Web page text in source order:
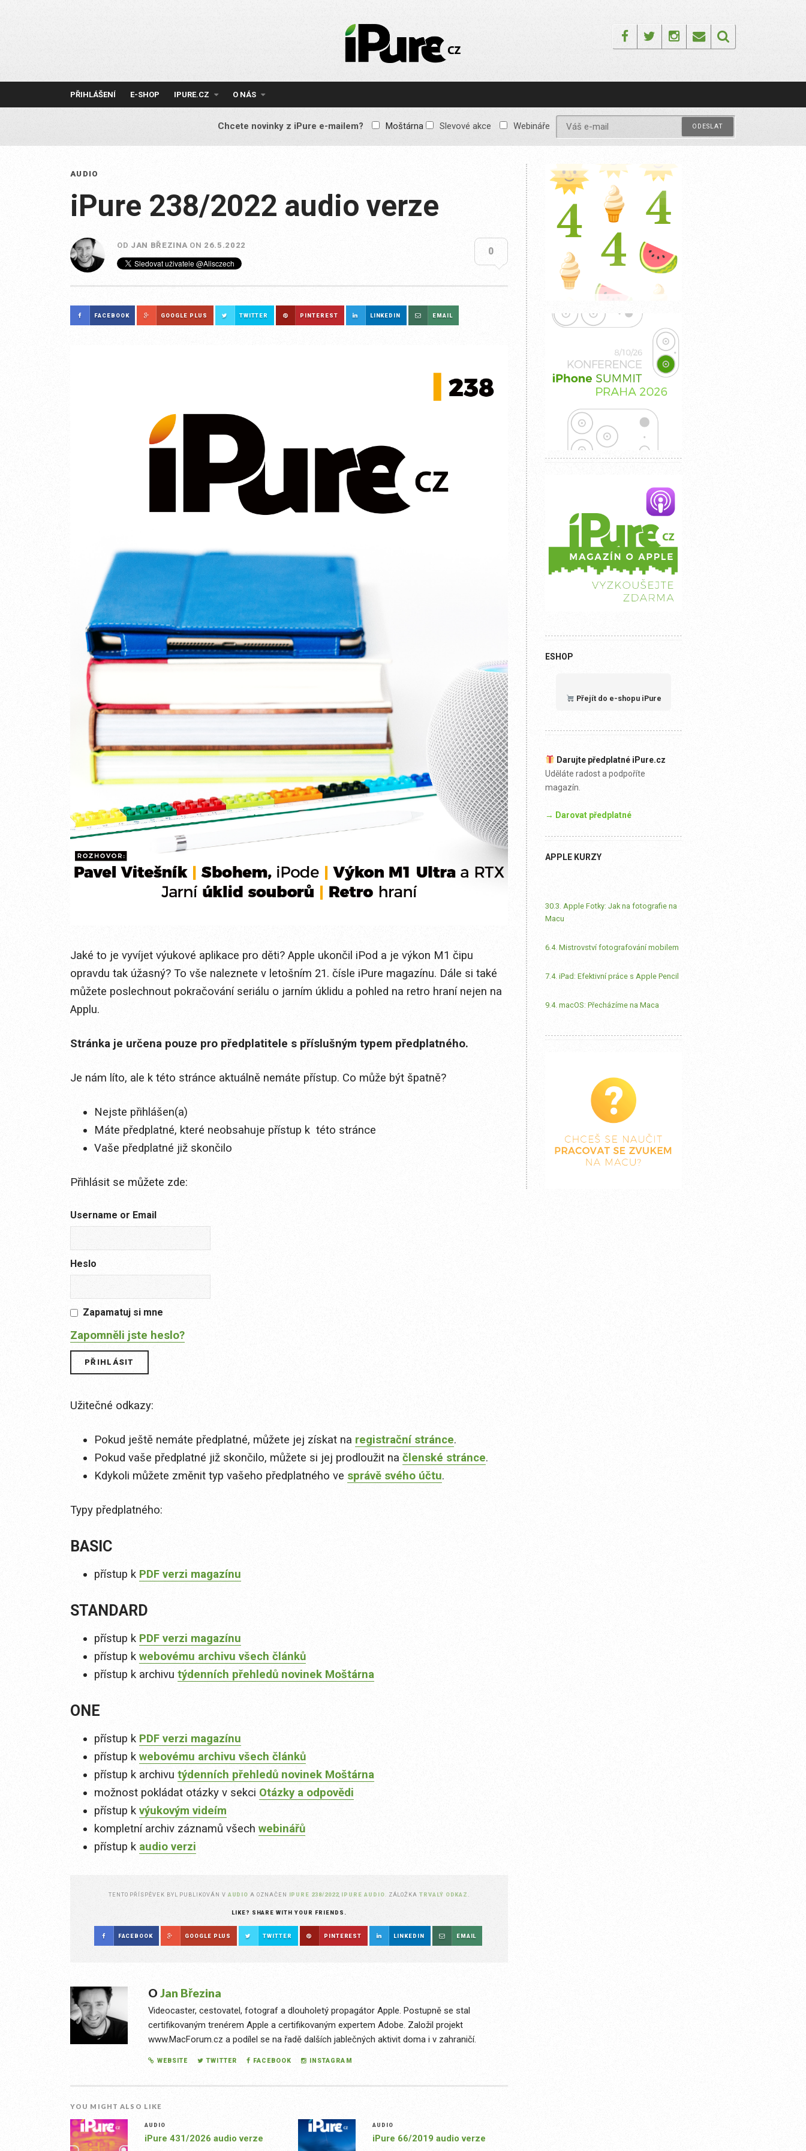
IPURE.CZ
Prémiový Apple e-
reklamy, žádné
obsah pro všechny
FacebookTwitterInstagram
Email
PŘIHLÁŠENÍ E-SHOP IPURE.CZ O NÁS
Chcete novinky z iPure e-mailem? Moštárna Slevové akce Webináře
AUDIO
iPure 238/2022 audio verze
OD JAN BŘEZINA ON 26.5.2022
0
FACEBOOK GOOGLE PLUS TWITTER PINTEREST LINKEDIN EMAIL
Jaké to je vyvíjet výukové aplikace pro děti? Apple ukončil iPod a je výkon M1 čipu
opravdu tak úžasný? To vše naleznete v letošním 21. čísle iPure magazínu. Dále si také
můžete poslechnout pokračování seriálu o jarním úklidu a pohled na retro hraní nejen na
Applu.
Stránka je určena pouze pro předplatitele s příslušným typem předplatného.
Je nám líto, ale k této stránce aktuálně nemáte přístup. Co může být špatně?
Nejste přihlášen(a)
Máte předplatné, které neobsahuje přístup k této stránce
Vaše předplatné již skončilo
Přihlásit se můžete zde:
Username or Email
Heslo
Zapamatuj si mne
Zapomněli jste heslo?
Užitečné odkazy:
Pokud ještě nemáte předplatné, můžete jej získat na registrační stránce.
Pokud vaše předplatné již skončilo, můžete si jej prodloužit na členské stránce.
Kdykoli můžete změnit typ vašeho předplatného ve správě svého účtu.
Typy předplatného:
BASIC
přístup k PDF verzi magazínu
STANDARD
přístup k PDF verzi magazínu
přístup k webovému archivu všech článků
přístup k archivu týdenních přehledů novinek Moštárna
ONE
přístup k PDF verzi magazínu
přístup k webovému archivu všech článků
přístup k archivu týdenních přehledů novinek Moštárna
možnost pokládat otázky v sekci Otázky a odpovědi
přístup k výukovým videím
kompletní archiv záznamů všech webinářů
přístup k audio verzi
TENTO PŘÍSPĚVEK BYL PUBLIKOVÁN V AUDIO A OZNAČEN IPURE 238/2022, IPURE AUDIO . ZÁLOŽKATRVALÝ ODKAZ
LIKE? SHARE WITH YOUR FRIENDS.
FACEBOOK GOOGLE PLUS TWITTER PINTEREST LINKEDIN EMAIL
O Jan Březina
Videocaster, cestovatel, fotograf a dlouholetý propagátor Apple. Postupně se stal
certifikovaným trenérem Apple a certifikovaným expertem Adobe. Založil projekt
www.MacForum.cz a podílel se na řadě dalších jablečných aktivit doma i v zahraničí.
WEBSITE TWITTER FACEBOOK INSTAGRAM
YOU MIGHT ALSO LIKE
AUDIO
iPure 431/2026 audio verze
AUDIO
iPure 66/2019 audio verze
ESHOP
Přejít do e-shopu iPure
Darujte předplatné iPure.cz
Uděláte radost a podpoříte
magazín.
→ Darovat předplatné
APPLE KURZY
30.3. Apple Fotky: Jak na fotografie na
Macu
6.4. Mistrovství fotografování mobilem
7.4. iPad: Efektivní práce s Apple Pencil
9.4. macOS: Přecházíme na Maca